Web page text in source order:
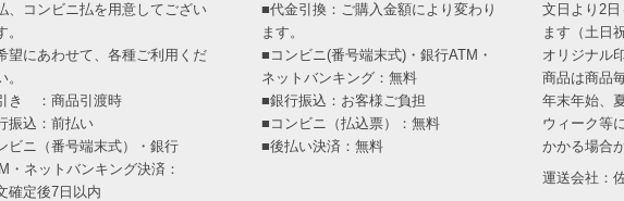
、コンビニ払を用意してござい
。
望にあわせて、各種ご利用くだ
。
き ：商品引渡時
振込：前払い
ビニ（番号端末式）・銀行
・ネットバンキング決済：
確定後7日以内
■代金引換：ご購入金額により変わり
ます。
■コンビニ(番号端末式)・銀行ATM・
ネットバンキング：無料
■銀行振込：お客様ご負担
■コンビニ（払込票）：無料
■後払い決済：無料
文日より2
ます（土日
オリジナル
商品は商品
年末年始、
ウィーク等
かかる場合
運送会社：